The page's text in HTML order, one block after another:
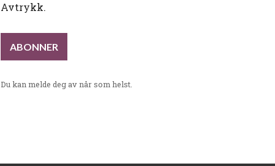
Avtrykk.
Du kan melde deg av når som helst.